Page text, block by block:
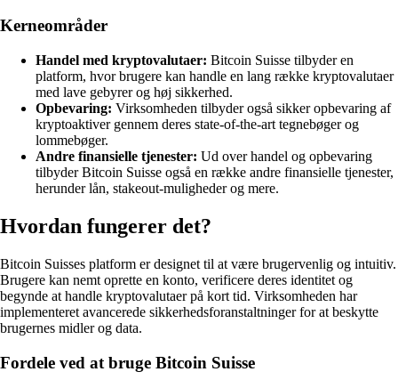
Kerneområder
Handel med kryptovalutaer: Bitcoin Suisse tilbyder en
platform, hvor brugere kan handle en lang række kryptovalutaer
med lave gebyrer og høj sikkerhed.
Opbevaring: Virksomheden tilbyder også sikker opbevaring af
kryptoaktiver gennem deres state-of-the-art tegnebøger og
lommebøger.
Andre finansielle tjenester: Ud over handel og opbevaring
tilbyder Bitcoin Suisse også en række andre finansielle tjenester,
herunder lån, stakeout-muligheder og mere.
Hvordan fungerer det?
Bitcoin Suisses platform er designet til at være brugervenlig og intuitiv.
Brugere kan nemt oprette en konto, verificere deres identitet og
begynde at handle kryptovalutaer på kort tid. Virksomheden har
implementeret avancerede sikkerhedsforanstaltninger for at beskytte
brugernes midler og data.
Fordele ved at bruge Bitcoin Suisse